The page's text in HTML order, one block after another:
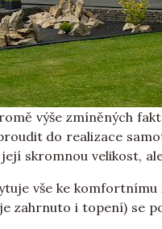
výše zmíněných
do realizace
skromnou velikost,
vše ke
zahrnuto i topení) se